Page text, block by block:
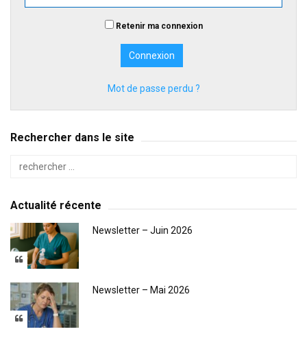
Retenir ma connexion
Mot de passe perdu ?
Rechercher dans le site
Actualité récente
Newsletter – Juin 2026
Newsletter – Mai 2026